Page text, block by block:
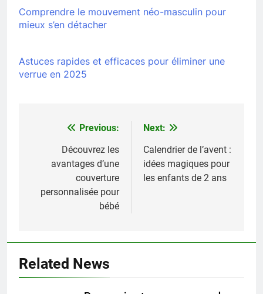
Comprendre le mouvement néo-masculin pour
mieux s’en détacher
Astuces rapides et efficaces pour éliminer une
verrue en 2025
Navigation
l’article
Previous:
Découvrez les
avantages d’une
couverture
personnalisée pour
bébé
Next:
Calendrier de l’avent :
idées magiques pour
les enfants de 2 ans
Related News